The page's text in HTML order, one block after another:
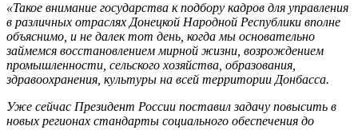
«Такое внимание государства к подбору кадров для управления
в различных отраслях Донецкой Народной Республики вполне
объяснимо, и не далек тот день, когда мы основательно
займемся восстановлением мирной жизни, возрождением
промышленности, сельского хозяйства, образования,
здравоохранения, культуры на всей территории Донбасса.
Уже сейчас Президент России поставил задачу повысить в
новых регионах стандарты социального обеспечения до